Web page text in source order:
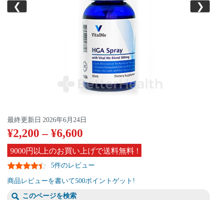
❮ ❯
¥2,200 –¥6,600
9000円以上のお買い上げで送料無料 !
最終更新日 2026年6月24日
5件のレビュー
商品レビューを書いて500ポイントゲット!
このページを検索